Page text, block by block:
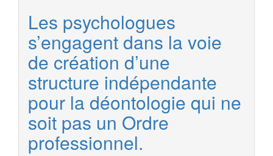
Les psychologues
s’engagent dans la voie
de création d’une
structure indépendante
pour la déontologie qui ne
soit pas un Ordre
professionnel.